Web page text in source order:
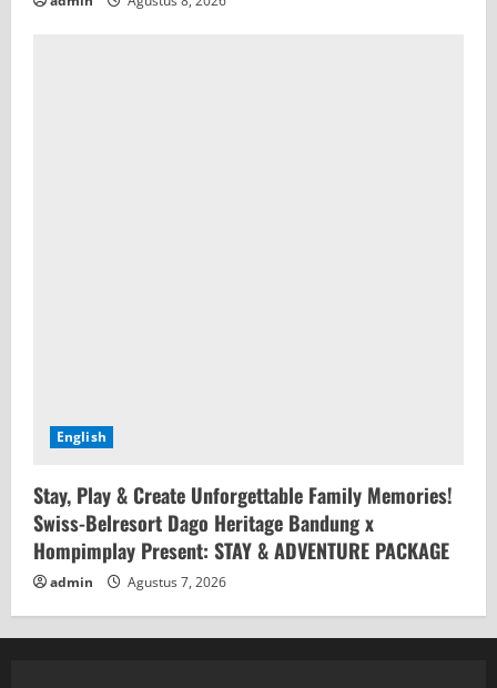
English
Stay, Play & Create Unforgettable Family Memories!
Swiss-Belresort Dago Heritage Bandung x
Hompimplay Present: STAY & ADVENTURE PACKAGE
admin Agustus 7, 2026